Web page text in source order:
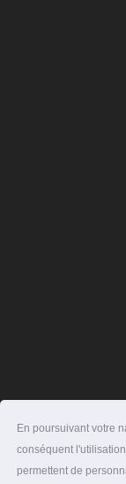
En poursuivant votre
conséquent
permettent de